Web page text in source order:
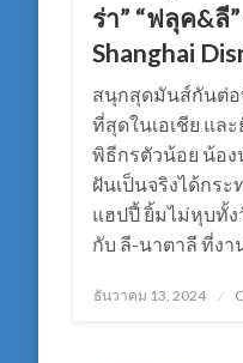
ร่า” “ฟลุค&ลี
Shanghai
สนุกสุดมันส์กันต่อที่
ที่สุดในเอเชีย แล
พิธีกรตัวน้อย น้อ
ฝันเป็นจริงได้กระ
แฮปปี้ ยิ้มไม่หุบทั้
กับ ลี-นาตาลี ที่ง
Posted
ธันวาคม 13, 2024